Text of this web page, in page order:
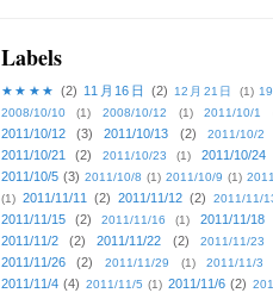
Labels
★★★★ (2) 11月16日 (2) 12月21日 (1)
2008/10/10
(1) 2008/10/12 (1) 2011/10/1
2011/10/12
(3) 2011/10/13 (2) 2011/10/2
2011/10/21 (2) 2011/10/23 (1) 2011/10/24
2011/10/5 (3) 2011/10/8 (1) 2011/10/9 (1)
(1) 2011/11/11 (2) 2011/11/12 (2) 2011/11/
2011/11/15 (2) 2011/11/16 (1) 2011/11/18
2011/11/2
(2) 2011/11/22 (2) 2011/11/23
2011/11/26 (2) 2011/11/29 (1) 2011/11/3
2011/11/4 (4) 2011/11/5 (1) 2011/11/6 (2)